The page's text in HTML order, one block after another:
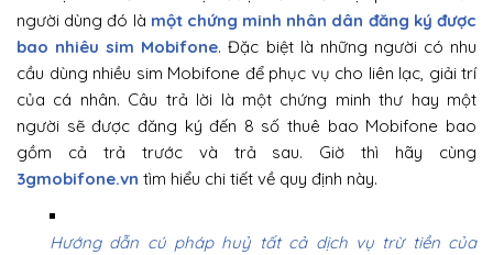
người dùng đó là một chứng minh nhân dân đăng ký được
bao nhiêu sim Mobifone. Đặc biệt là những người có nhu
cầu dùng nhiều sim Mobifone để phục vụ cho liên lạc, giải trí
của cá nhân. Câu trả lời là một chứng minh thư hay một
người sẽ được đăng ký đến 8 số thuê bao Mobifone bao
gồm cả trả trước và trả sau. Giờ thì hãy cùng
3gmobifone.vn tìm hiểu chi tiết về quy định này.
Hướng dẫn cú pháp huỷ tất cả dịch vụ trừ tiền của